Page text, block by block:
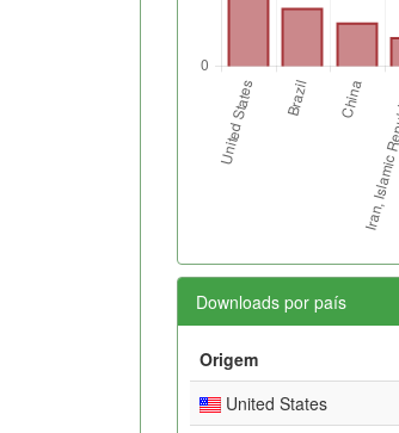
Downloads por país
Origem
United States